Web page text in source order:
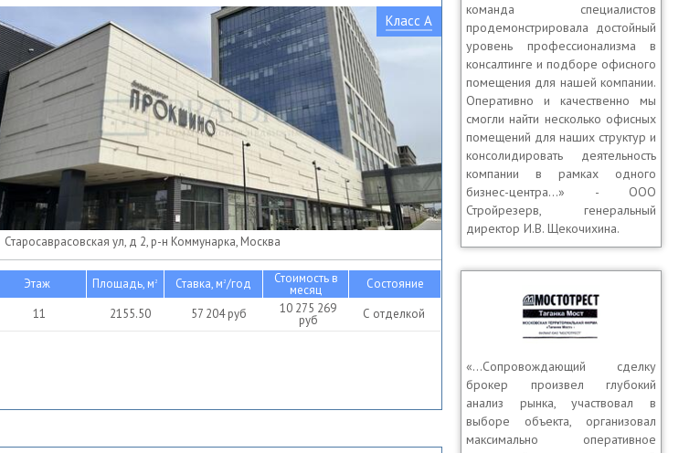
Класс A
Старосаврасовская ул, д 2, р-н Коммунарка, Москва
Этаж Площадь, м2 Ставка, м2/год Стоимость в
месяц
Состояние
11
2155.50 57 204руб 10 275 269
руб С отделкой
команда специалистов
продемонстрировала достойный
уровень профессионализма в
консалтинге и подборе офисного
помещения для нашей компании.
Оперативно и качественно мы
смогли найти несколько офисных
помещений для наших структур и
консолидировать деятельность
компании в рамках одного
бизнес-центра…» - ООО
Стройрезерв, генеральный
директор И.В. Щекочихина.
«…Сопровождающий сделку
брокер произвел глубокий
анализ рынка, участвовал в
выборе объекта, организовал
максимально оперативное